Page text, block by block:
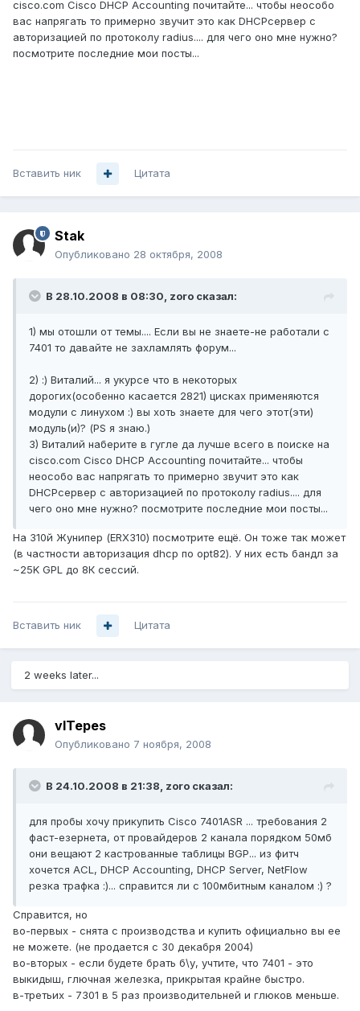
cisco.com Cisco DHCP Accounting почитайте... чтобы неособо
вас напрягать то примерно звучит это как DHCPсервер с
авторизацией по протоколу radius.... для чего оно мне нужно?
посмотрите последние мои посты...
Вставить ник Цитата
Stak
Опубликовано 28 октября, 2008
В 28.10.2008 в 08:30, zoro сказал:
1) мы отошли от темы.... Если вы не знаете-не работали с
7401 то давайте не захламлять форум...
2) :) Виталий... я укурсе что в некоторых
дорогих(особенно касается 2821) цисках применяются
модули с линухом :) вы хоть знаете для чего этот(эти)
модуль(и)? (PS я знаю.)
3) Виталий наберите в гугле да лучше всего в поиске на
cisco.com Cisco DHCP Accounting почитайте... чтобы
неособо вас напрягать то примерно звучит это как
DHCPсервер с авторизацией по протоколу radius.... для
чего оно мне нужно? посмотрите последние мои посты...
На 310й Жунипер (ERX310) посмотрите ещё. Он тоже так может
(в частности авторизация dhcp по opt82). У них есть бандл за
~25K GPL до 8К сессий.
Вставить ник Цитата
2 weeks later...
vlTepes
Опубликовано 7 ноября, 2008
В 24.10.2008 в 21:38, zoro сказал:
для пробы хочу прикупить Cisco 7401ASR ... требования 2
фаст-езернета, от провайдеров 2 канала порядком 50мб
они вещают 2 кастрованные таблицы BGP... из фитч
хочется ACL, DHCP Accounting, DHCP Server, NetFlow
резка трафка :)... справится ли с 100мбитным каналом :) ?
Справится, но
во-первых - снята с производства и купить официально вы ее
не можете. (не продается с 30 декабря 2004)
во-вторых - если будете брать б\у, учтите, что 7401 - это
выкидыш, глючная железка, прикрытая крайне быстро.
в-третьих - 7301 в 5 раз производительней и глюков меньше.